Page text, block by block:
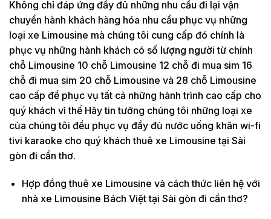
Không chỉ đáp ứng đầy đủ những nhu cầu đi lại vận
chuyển hành khách hàng hóa nhu cầu phục vụ những
loại xe Limousine mà chúng tôi cung cấp đó chính là
phục vụ những hành khách có số lượng người từ chính
chỗ Limousine 10 chỗ Limousine 12 chỗ đi mua sim 16
chỗ đi mua sim 20 chỗ Limousine và 28 chỗ Limousine
cao cấp để phục vụ tất cả những hành trình cao cấp cho
quý khách vì thế Hãy tin tưởng chúng tôi những loại xe
của chúng tôi đều phục vụ đầy đủ nước uống khăn wi-fi
tivi karaoke cho quý khách thuê xe Limousine tại Sài
gòn đi cần thơ.
Hợp đồng thuê xe Limousine và cách thức liên hệ với
nhà xe Limousine Bách Việt tại Sài gòn đi cần thơ?